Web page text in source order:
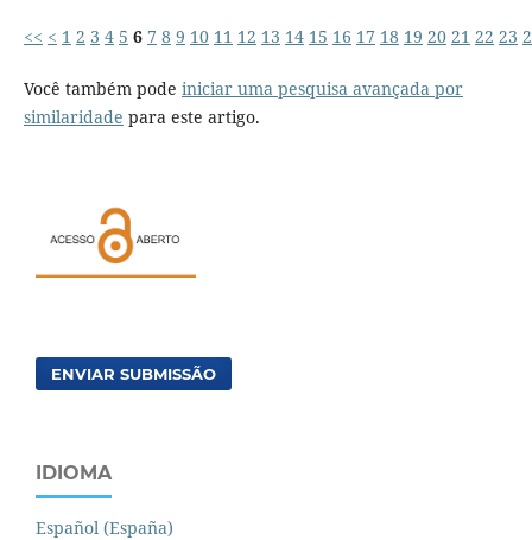
<< < 1 2 3 4 5 6 7 8 9 10 11 12 13 14 15 16 17 18 19 20 21 22 23
Você também pode iniciar uma pesquisa avançada por
similaridade para este artigo.
ENVIAR SUBMISSÃO
IDIOMA
Español (España)